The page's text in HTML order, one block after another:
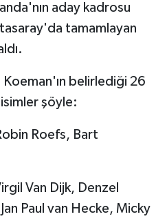
aday kadrosu
tamamlayan
belirlediği 26
şöyle:
Roefs, Bart
Van Dijk, Denzel
Paul van Hecke, Micky